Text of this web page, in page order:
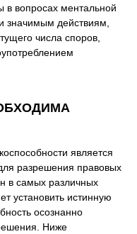
в вопросах ментальной
значимым действиям,
числа споров,
является
разрешения правовых
в самых различных
установить истинную
осознанно
Ниже